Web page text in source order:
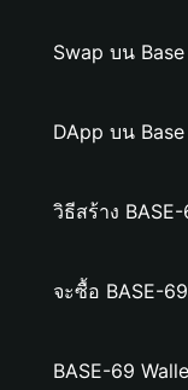
Swap บน
DApp บน Base
วิธีสร้าง
จะซื้อ BASE-
BASE-69